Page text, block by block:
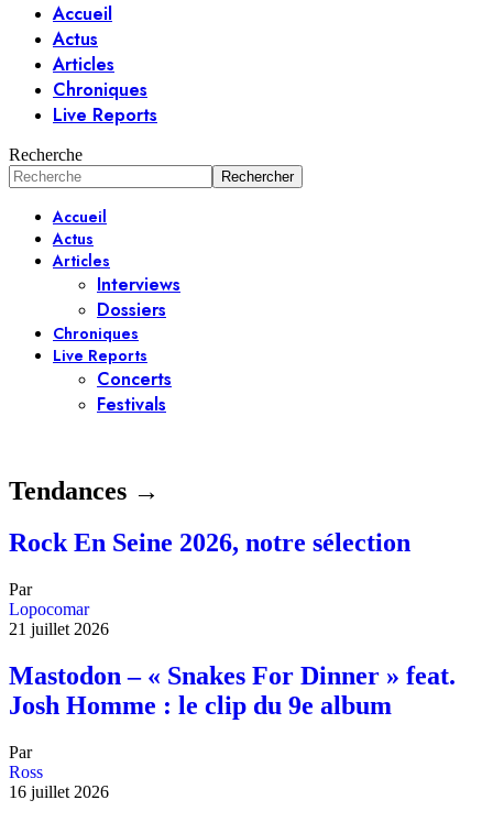
Accueil
Actus
Articles
Chroniques
Live Reports
Recherche
Accueil
Actus
Articles
Interviews
Dossiers
Chroniques
Live Reports
Concerts
Festivals
Tendances →
Rock En Seine 2026, notre sélection
Par
Lopocomar
21 juillet 2026
Mastodon – « Snakes For Dinner » feat.
Josh Homme : le clip du 9e album
Par
Ross
16 juillet 2026